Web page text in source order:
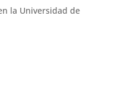
la Universidad de